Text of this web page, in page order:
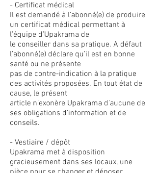
- Certificat médical
Il est demandé à l’abonné(e) de produire
un certificat médical permettant à
l’équipe d’Upakrama de
le conseiller dans sa pratique. A défaut
l’abonné(e) déclare qu’il est en bonne
santé ou ne présente
pas de contre-indication à la pratique
des activités proposées. En tout état de
cause, le présent
article n’exonère Upakrama d’aucune de
ses obligations d’information et de
conseils.
- Vestiaire / dépôt
Upakrama met à disposition
gracieusement dans ses locaux, une